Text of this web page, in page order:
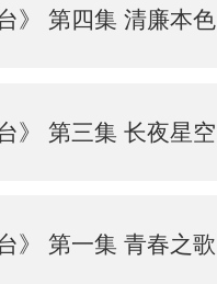
》 第四集 清廉本色
》 第三集 长夜星空
》 第一集 青春之歌